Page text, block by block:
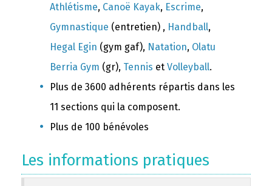
Athlétisme, Canoë Kayak, Escrime,
Gymnastique (entretien) , Handball,
Hegal Egin (gym gaf), Natation, Olatu
Berria Gym (gr), Tennis et Volleyball.
Plus de 3600 adhérents répartis dans les
11 sections qui la composent.
Plus de 100 bénévoles
Les informations pratiques